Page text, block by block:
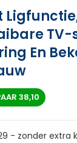
TV-
En
38,10
- zonder extra